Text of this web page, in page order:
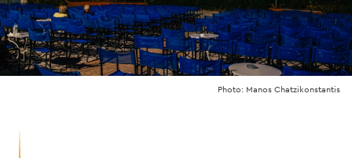
Photo: Manos Chatzikonstantis